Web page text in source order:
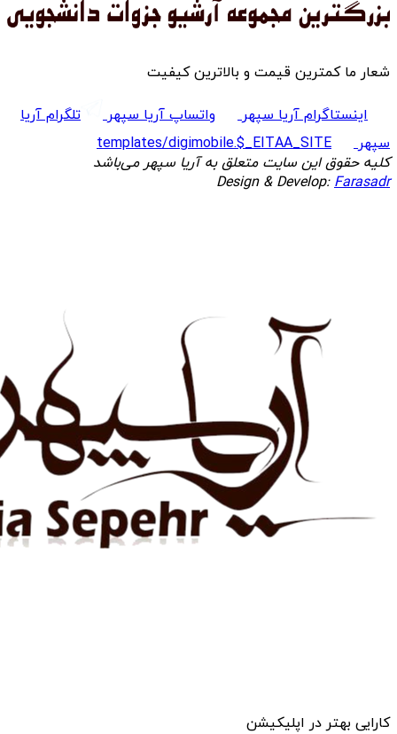
شعار ما کمترین قیمت و بالاترین کیفیت
اینستاگرام آریا سپهر واتساپ آریا سپهر
تلگرام آریا
سپهر
templates/digimobile.$_EITAA_SITE
کلیه حقوق این سایت متعلق به آریا سپهر می‌باشد
Design & Develop:Farasadr
کارایی بهتر در اپلیکیشن